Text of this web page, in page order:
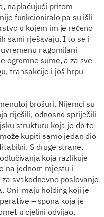
naplaćujući pritom
funkcioniralo pa su išli
u kojem im je rečeno
sami rješavaju. I to se i
nagomilani
ogromne sume, a za sve
transakcije i još hrpu
brošuri. Nijemci su
riješili, odnosno spriječili
strukturu koja je do te
kupiti samo jedan dio
S druge strane,
koja razlikuje
na jednom mjestu i
svakodnevno poslovanje
Oni imaju holding koji je
– spona koja je
u cjelini odvijao.